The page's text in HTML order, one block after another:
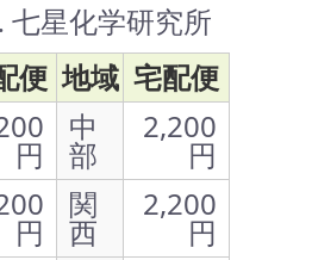
星化学研究所
便 地域 宅配便
円
中
部
2,200
円
円
関
西
2,200
円